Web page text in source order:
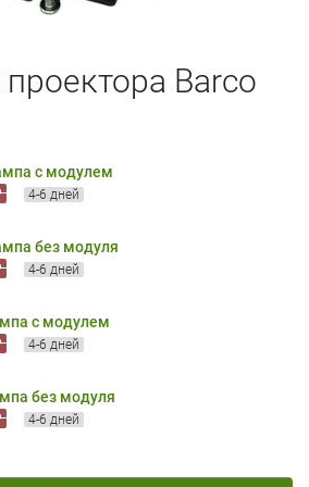
Barco
с модулем
4-6 дней
без модуля
4-6 дней
с модулем
4-6 дней
без модуля
4-6 дней